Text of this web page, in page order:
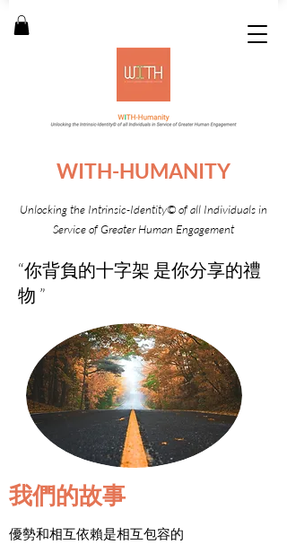
WITH-HUMANITY
Unlocking the Intrinsic-Identity© of all Individuals in
Service of Greater Human Engagement
“你背負的十字架 是你分享的禮
物 ”
我們的故事
優勢和相互依賴是相互包容的